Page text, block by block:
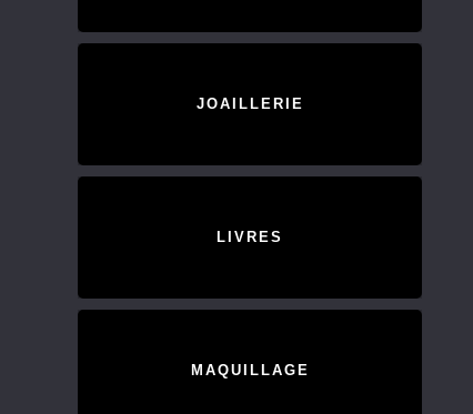
JOAILLERIE
LIVRES
MAQUILLAGE